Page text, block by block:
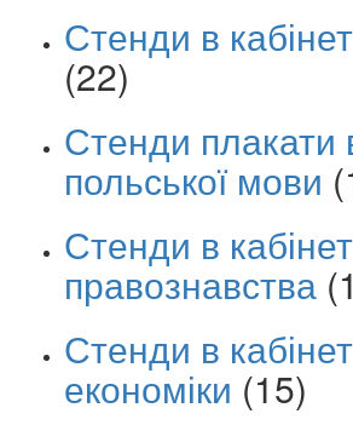
Стенди в
(22)
Стенди плакати
польської мови
Стенди в кабінет
правознавства
Стенди в кабінет
економіки (15)